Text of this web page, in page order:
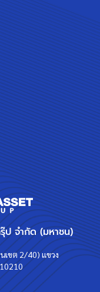
ป จำกัด (มหาชน)
เขต 2/40) แขวง